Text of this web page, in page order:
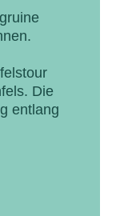
Die
entlang